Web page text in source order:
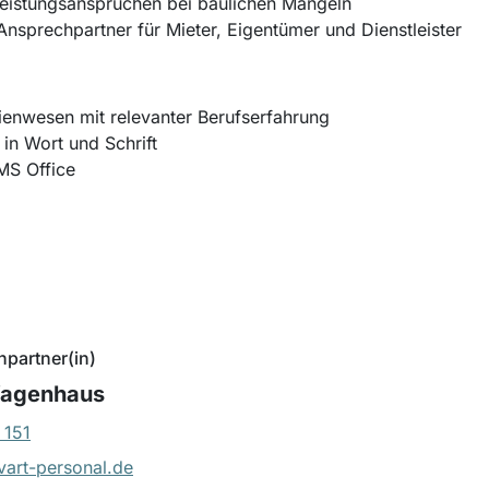
für Mieter, Eigentümer und Dienstleister
mit relevanter Berufserfahrung
Wort und Schrift
Office
personal.de